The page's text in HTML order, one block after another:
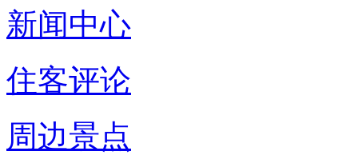
新闻中心
住客评论
周边景点